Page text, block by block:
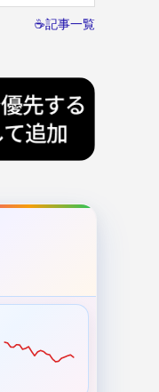
☕記事一覧